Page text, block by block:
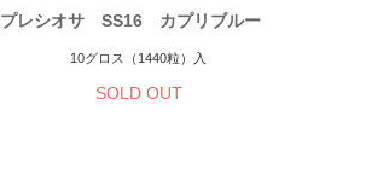
プレシオサ SS16 カプリブルー
10グロス（1440粒）入
SOLD OUT